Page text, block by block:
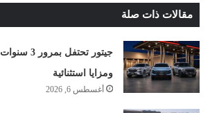
مقالات ذات صلة
جيتور
ومزايا استثنائية
أغسطس 6, 2026